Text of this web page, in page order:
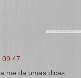
09:47
me da umas dicas